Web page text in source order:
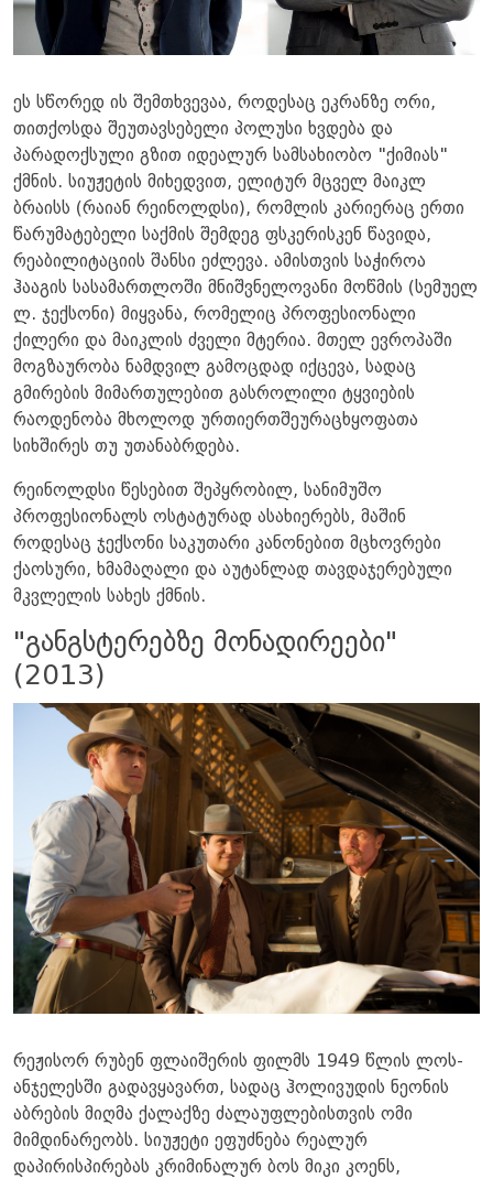
ეს სწორედ ის შემთხვევაა, როდესაც ეკრანზე ორი,
თითქოსდა შეუთავსებელი პოლუსი ხვდება და
პარადოქსული გზით იდეალურ სამსახიობო "ქიმიას"
ქმნის. სიუჟეტის მიხედვით, ელიტურ მცველ მაიკლ
ბრაისს (რაიან რეინოლდსი), რომლის კარიერაც ერთი
წარუმატებელი საქმის შემდეგ ფსკერისკენ წავიდა,
რეაბილიტაციის შანსი ეძლევა. ამისთვის საჭიროა
ჰააგის სასამართლოში მნიშვნელოვანი მოწმის (სემუელ
ლ. ჯექსონი) მიყვანა, რომელიც პროფესიონალი
ქილერი და მაიკლის ძველი მტერია. მთელ ევროპაში
მოგზაურობა ნამდვილ გამოცდად იქცევა, სადაც
გმირების მიმართულებით გასროლილი ტყვიების
რაოდენობა მხოლოდ ურთიერთშეურაცხყოფათა
სიხშირეს თუ უთანაბრდება.
რეინოლდსი წესებით შეპყრობილ, სანიმუშო
პროფესიონალს ოსტატურად ასახიერებს, მაშინ
როდესაც ჯექსონი საკუთარი კანონებით მცხოვრები
ქაოსური, ხმამაღალი და აუტანლად თავდაჯერებული
მკვლელის სახეს ქმნის.
"განგსტერებზე მონადირეები"
(2013)
რეჟისორ რუბენ ფლაიშერის ფილმს 1949 წლის ლოს-
ანჯელესში გადავყავართ, სადაც ჰოლივუდის ნეონის
აბრების მიღმა ქალაქზე ძალაუფლებისთვის ომი
მიმდინარეობს. სიუჟეტი ეფუძნება რეალურ
დაპირისპირებას კრიმინალურ ბოს მიკი კოენს,